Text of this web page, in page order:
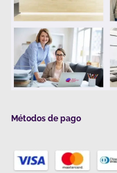
Métodos de pago